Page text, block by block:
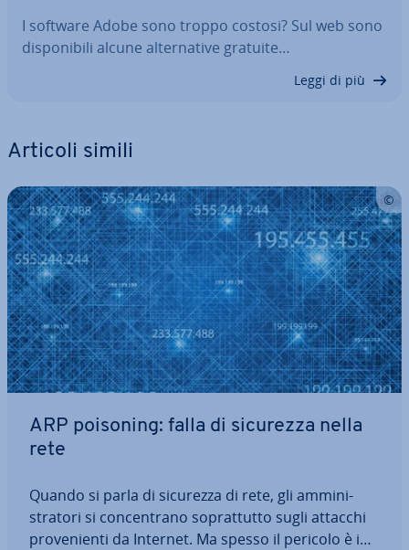
I software Adobe sono troppo costosi? Sul web sono
di­spo­ni­bi­li alcune al­ter­na­ti­ve gratuite…
Leggi di più
Articoli simili
ARP poisoning: falla di sicurezza nella
rete
Quando si parla di sicurezza di rete, gli am­mi­ni­
stra­to­ri si con­cen­tra­no so­prat­tut­to sugli attacchi
pro­ve­nien­ti da Internet. Ma spesso il pericolo è in